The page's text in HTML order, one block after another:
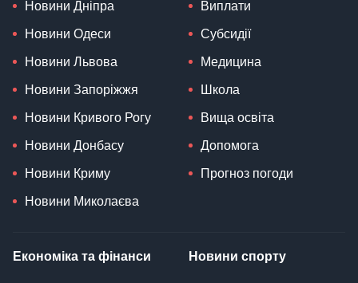
Новини Дніпра
Новини Одеси
Новини Львова
Новини Запоріжжя
Новини Кривого Рогу
Новини Донбасу
Новини Криму
Новини Миколаєва
Виплати
Субсидії
Медицина
Школа
Вища освіта
Допомога
Прогноз погоди
Економіка та фінанси Новини спорту